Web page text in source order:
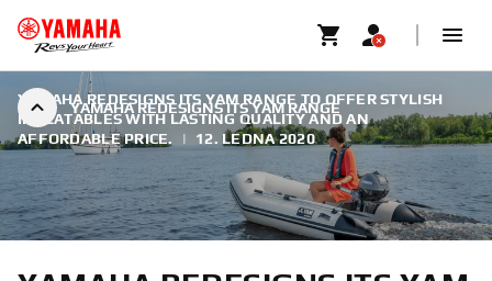
YAMAHA REDESIGNS ITS YAM RANGE
YAMAHA REDESIGNS ITS YAM RANGE TO OFFER STYLISH
INFLATABLES WITH LASTING QUALITY AND AN
AFFORDABLE PRICE.
| 12. LEDNA 2020